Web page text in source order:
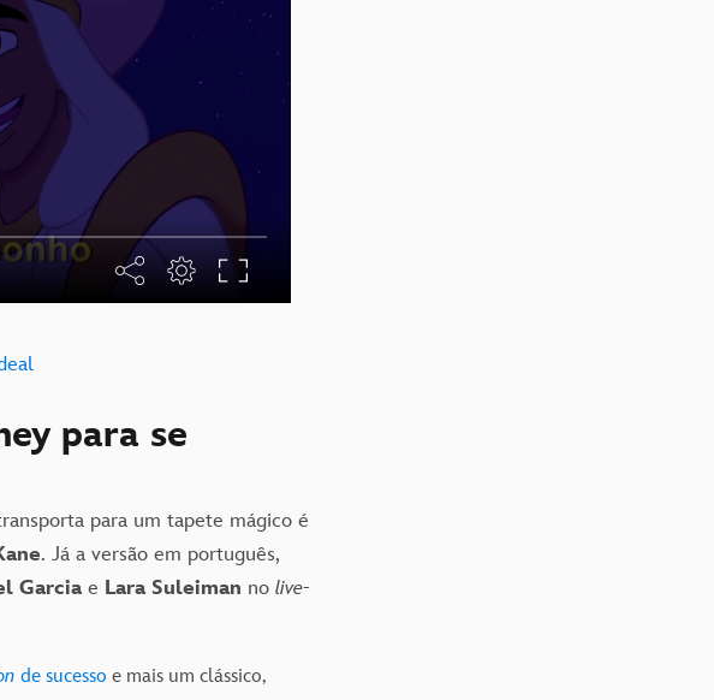
para se
para um tapete mágico é
. Já a versão em português,
Garcia e Lara Suleiman no live-
de sucesso e mais um clássico,